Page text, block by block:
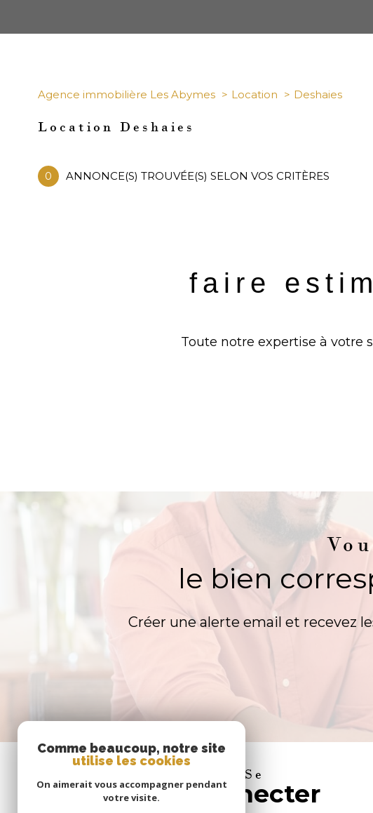
Agence immobilière Les Abymes Location Deshaies
Location Deshaies
0 ANNONCE(S) TROUVÉE(S) SELON VOS CRITÈRES
faire
Toute notre expertise à votre
le bien
Créer une alerte email et recevez
se
connecter
Comme beaucoup, notre site
utilise les cookies
On aimerait vous accompagner pendant
votre visite.